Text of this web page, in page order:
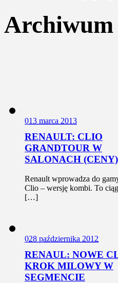
Archiwum
013 marca 2013
RENAULT: CLIO
GRANDTOUR W
SALONACH (CENY)
Renault wprowadza do
Clio – wersję kombi. To
[…]
028 października 2012
RENAUL: NOWE
KROK MILOWY W
SEGMENCIE